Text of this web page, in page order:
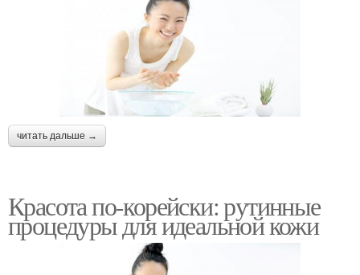
читать дальше →
Красота по-корейски: рутинные
процедуры для идеальной кожи